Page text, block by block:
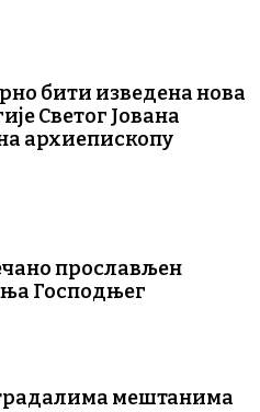
бити изведена нова
Светог Јована
архиепископу
прослављен
Господњег
мештанима